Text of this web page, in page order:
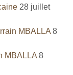
28 juillet
MBALLA 8
MBALLA 8